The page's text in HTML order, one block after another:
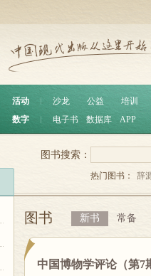
活动 沙龙 公益
培训
数字
电子书 数据库 APP
图书搜索：
热门图书： 辞
图书 新书 常备
中国博物学评论（第7